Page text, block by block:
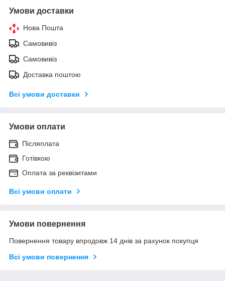
Умови доставки
Нова Пошта
Самовивіз
Самовивіз
Доставка поштою
Всі умови доставки
Умови оплати
Післяплата
Готівкою
Оплата за реквізитами
Всі умови оплати
Умови повернення
Повернення товару впродовж 14 днів за рахунок покупця
Всі умови повернення